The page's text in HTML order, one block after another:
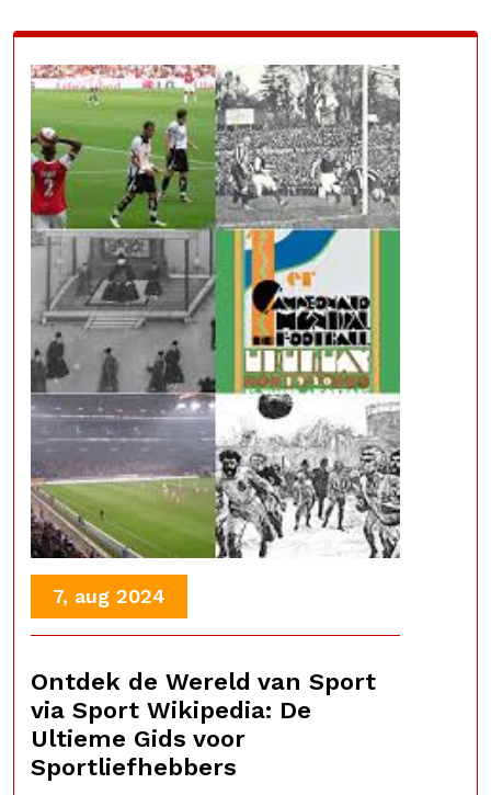
7, aug 2024
Ontdek de Wereld van Sport
via Sport Wikipedia: De
Ultieme Gids voor
Sportliefhebbers